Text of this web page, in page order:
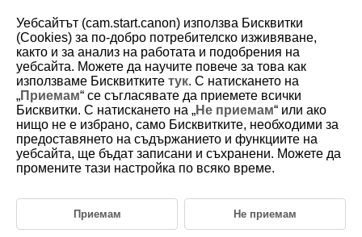
D388-048
Храна
Използвайте [ ] (Food/Храна) за практикуване на кулинарна
фотография. Снимката ще изглежда ярка и апетитна. Също така
червеникавите оттенъци ще бъдат редуцирани в снимки, заснети
при осветление от лампа с нажежаема жичка или други подобни
Уебсайтът (cam.start.canon) използва Бисквитки
(Cookies) за по-добро потребителско изживяване,
както и за анализ на работата и подобрения на
уебсайта. Можете да научите повече за това как
използваме Бисквитките тук. С натискането на
„Приемам“ се съгласявате да приемете всички
Бисквитки. С натискането на „Не приемам“ или ако
нищо не е избрано, само Бисквитките, необходими за
предоставянето на съдържанието и функциите на
уебсайта, ще бъдат записани и съхранени. Можете да
промените тази настройка по всяко време.
Приемам Не приемам